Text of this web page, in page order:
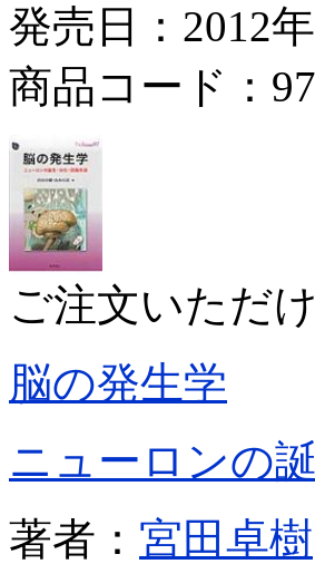
発売日：2012年
商品コード：
ご注文いただ
脳の発生学
ニューロンの
著者： 宮田卓樹